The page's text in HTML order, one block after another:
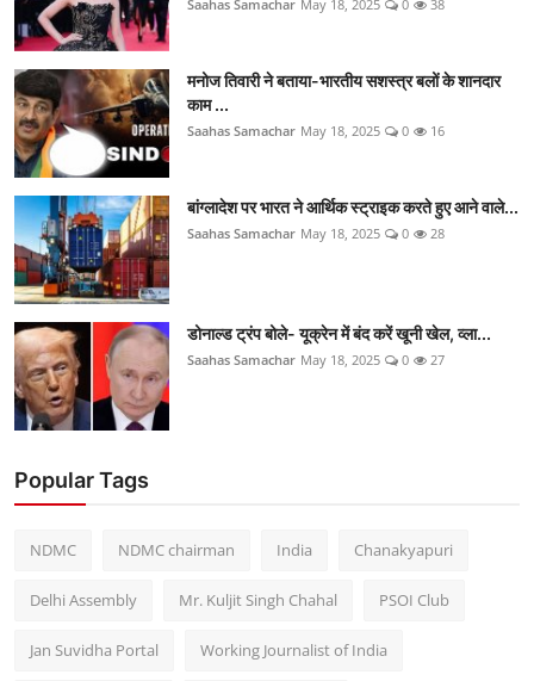
Saahas Samachar May 18, 2025 0 38
मनोज तिवारी ने बताया-भारतीय सशस्त्र बलों के शानदार
काम ...
Saahas Samachar May 18, 2025 0 16
बांग्लादेश पर भारत ने आर्थिक स्ट्राइक करते हुए आने वाले...
Saahas Samachar May 18, 2025 0 28
डोनाल्ड ट्रंप बोले- यूक्रेन में बंद करें खूनी खेल, व्ला...
Saahas Samachar May 18, 2025 0 27
Popular Tags
NDMC NDMC chairman India Chanakyapuri
Delhi Assembly Mr. Kuljit Singh Chahal PSOI Club
Jan Suvidha Portal Working Journalist of India